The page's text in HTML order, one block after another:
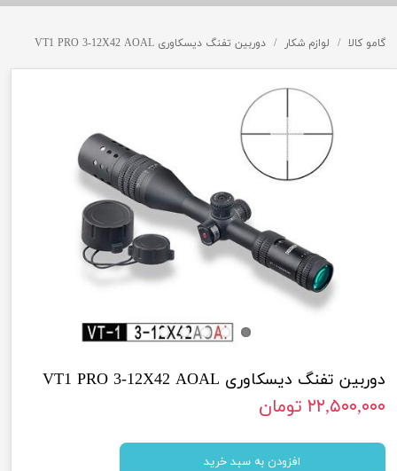
گامو کالا لوازم شکار دوربین تفنگ دیسکاوری VT1 PRO 3-12X42 AOAL
دوربین تفنگ دیسکاوری VT1 PRO 3-12X42 AOAL
۲۲,۵۰۰,۰۰۰ تومان
افزودن به سبد خرید